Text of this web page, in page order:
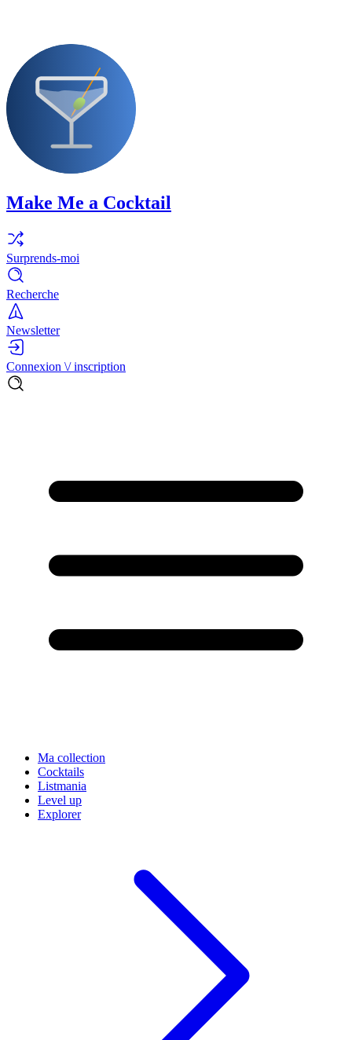
Make Me a Cocktail
Surprends-moi
Recherche
Newsletter
Connexion \/ inscription
Ma collection
Cocktails
Listmania
Level up
Explorer